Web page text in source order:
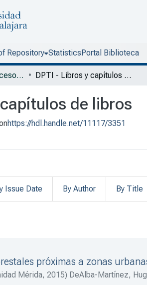
Repository StatisticsPortal Biblioteca
Departamento de Procesos Tecnológicos e Industriales DPTI - Libros y capítulos de libros
de libros
https://hdl.handle.net/11117/3351
Issue Date By Author By Title
próximas a zonas
Mérida, 2015) DeAlba-Martínez,